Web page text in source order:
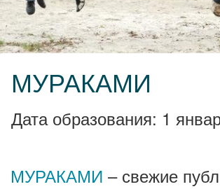
МУРАКАМИ
Дата образования: 1
МУРАКАМИ – свежие